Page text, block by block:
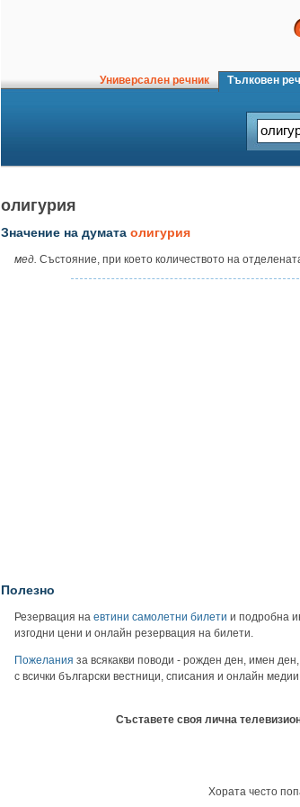
Универсален речник Тълковен
олигурия
Значение на думата олигурия
мед. Състояние, при което количеството на
Полезно
Резервация на евтини самолетни билети и подробна
изгодни цени и онлайн резервация на билети.
Пожелания за всякакви поводи - рожден ден, имен
с всички български вестници, списания и онлайн
Съставете своя лична
Хората често